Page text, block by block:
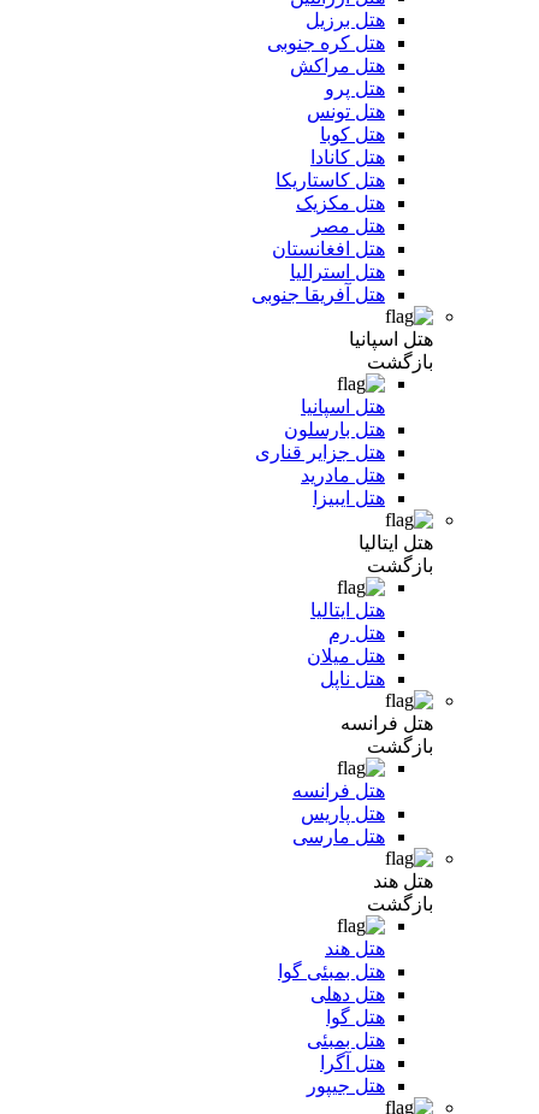
هتل برزیل
هتل کره جنوبی
هتل مراکش
هتل پرو
هتل تونس
هتل کوبا
هتل کانادا
هتل کاستاریکا
هتل مکزیک
هتل مصر
هتل افغانستان
هتل استرالیا
هتل آفریقا جنوبی
هتل اسپانیا
بازگشت
هتل اسپانیا
هتل بارسلون
هتل جزایر قناری
هتل مادرید
هتل ایبیزا
هتل ایتالیا
بازگشت
هتل ایتالیا
هتل رم
هتل میلان
هتل ناپل
هتل فرانسه
بازگشت
هتل فرانسه
هتل پاریس
هتل مارسی
هتل هند
بازگشت
هتل هند
هتل بمبئی گوا
هتل دهلی
هتل گوا
هتل بمبئی
هتل آگرا
هتل جیپور